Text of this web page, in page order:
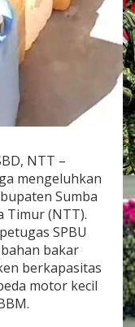
NTT –
mengeluhkan
Sumba
Timur (NTT).
SPBU
bakar
berkapasitas
motor kecil